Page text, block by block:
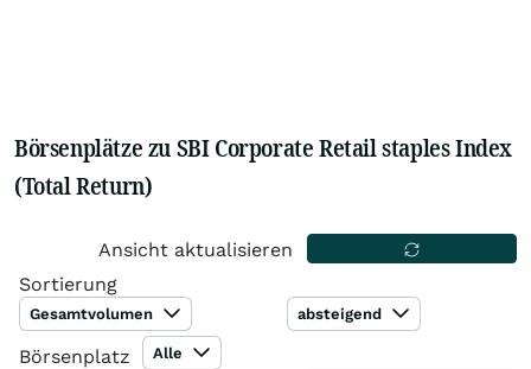
Börsenplätze zu SBI Corporate Retail staples Index
(Total Return)
Ansicht aktualisieren
Sortierung
Gesamtvolumen absteigend
Börsenplatz Alle